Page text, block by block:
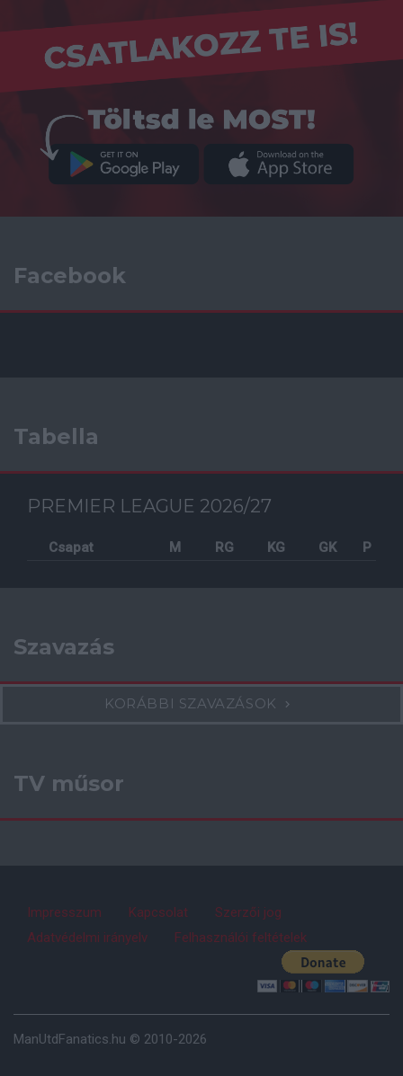
Facebook
Tabella
PREMIER LEAGUE 2026/27
Csapat M RG KG GK P
Szavazás
KORÁBBI SZAVAZÁSOK
TV műsor
Impresszum Kapcsolat
Szerzői jog
Adatvédelmi irányelv
Felhasználói feltételek
ManUtdFanatics.hu © 2010-2026